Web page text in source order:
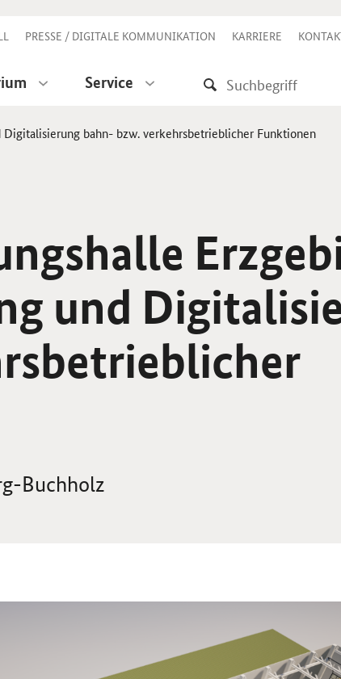
PRESSE / DIGITALE KOMMUNIKATION KARRIERE
Service
bahn- bzw. verkehrsbetrieblicher Funktionen
und
Buchholz